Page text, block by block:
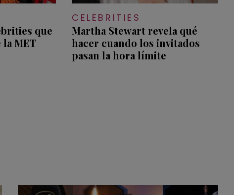
que
la MET
CELEBRITIES
Martha Stewart revela qué
hacer cuando los invitados
pasan la hora límite